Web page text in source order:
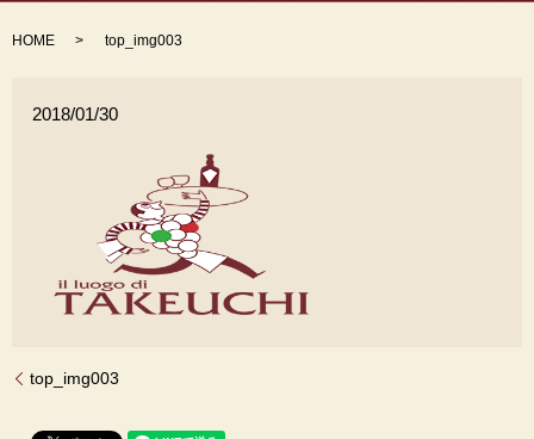
HOME top_img003
2018/01/30
top_img003